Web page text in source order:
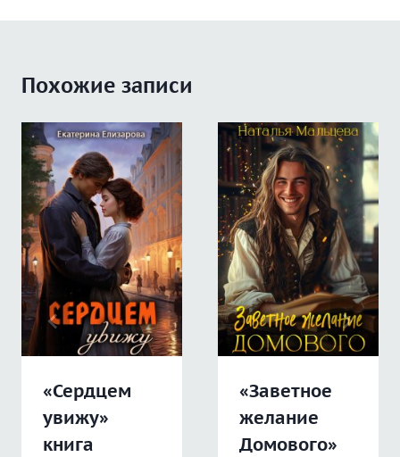
Похожие записи
«Сердцем
увижу»
книга
«Заветное
желание
Домового»